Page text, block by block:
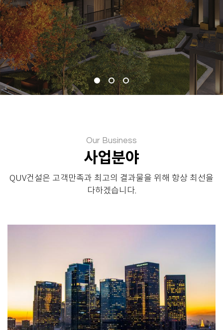
Our Business
사업분야
QUV건설은 고객만족과 최고의 결과물을 위해 항상 최선을
다하겠습니다.